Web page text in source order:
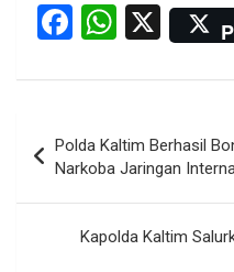
F
ce
b
o
o
k
W
at
s
A
p
p
X
navigation
Polda Kaltim Berhasil
Narkoba Jaringan
Kapolda Kaltim